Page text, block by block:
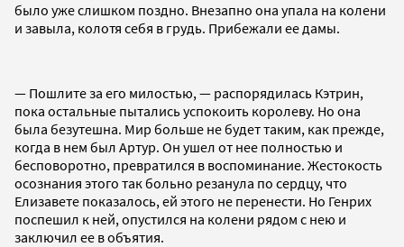
было уже слишком поздно. Внезапно она упала на колени
и завыла, колотя себя в грудь. Прибежали ее дамы.
— Пошлите за его милостью, — распорядилась Кэтрин,
пока остальные пытались успокоить королеву. Но она
была безутешна. Мир больше не будет таким, как прежде,
когда в нем был Артур. Он ушел от нее полностью и
бесповоротно, превратился в воспоминание. Жестокость
осознания этого так больно резанула по сердцу, что
Елизавете показалось, ей этого не перенести. Но Генрих
поспешил к ней, опустился на колени рядом с нею и
заключил ее в объятия.